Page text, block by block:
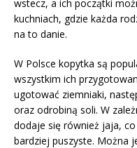
wstecz, a ich początki
kuchniach, gdzie każda
na to danie.
W Polsce kopytka są
wszystkim ich
ugotować ziemniaki,
oraz odrobiną soli. W
dodaje się również jaja,
bardziej puszyste. Można